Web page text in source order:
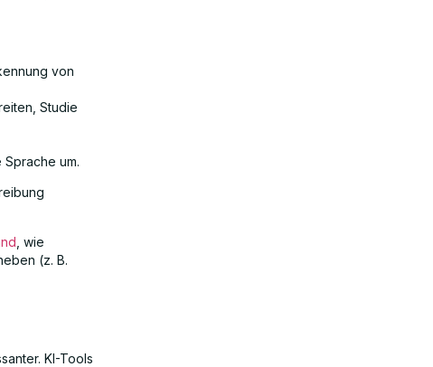
von
Studie
um.
, wie
(z. B.
KI-Tools